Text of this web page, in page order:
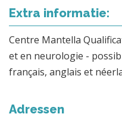
Extra informatie:
Centre Mantella
et en neurologie -
français, anglais et
Adressen